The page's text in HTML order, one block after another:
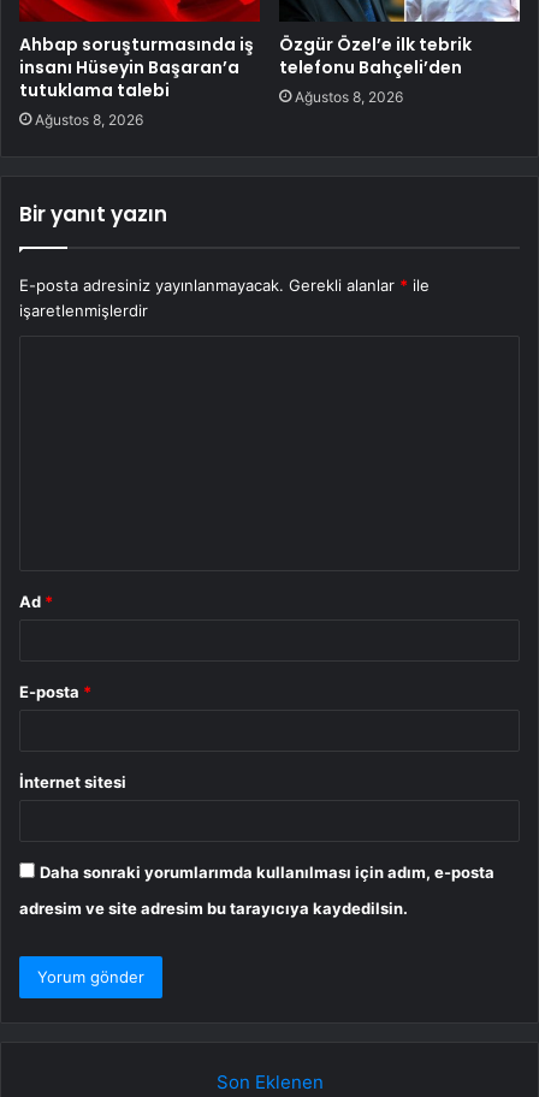
Ahbap soruşturmasında iş
insanı Hüseyin Başaran’a
tutuklama talebi
Ağustos 8, 2026
Özgür Özel’e ilk tebrik
telefonu Bahçeli’den
Ağustos 8, 2026
Bir yanıt yazın
E-posta adresiniz yayınlanmayacak. Gerekli alanlar * ile
işaretlenmişlerdir
Ad *
E-posta *
İnternet sitesi
Daha sonraki yorumlarımda kullanılması için adım, e-posta
adresim ve site adresim bu tarayıcıya kaydedilsin.
Son Eklenen